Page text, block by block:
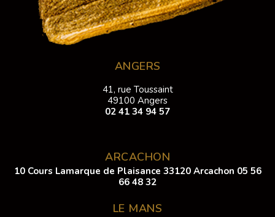
ANGERS
41, rue Toussaint
49100 Angers
02 41 34 94 57
ARCACHON
10 Cours Lamarque de Plaisance 33120 Arcachon 05 56
66 48 32
LE MANS